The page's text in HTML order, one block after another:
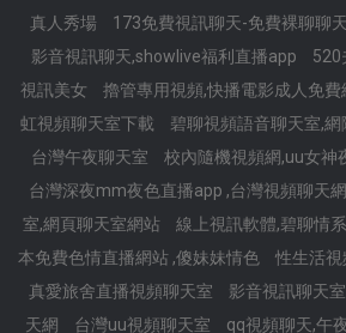
真人秀場
173免費視訊聊天-免費裸聊聊
影音視訊聊天,showlive福利直播app
520
視訊美女
擼管專用視頻,快播電影成人免費
虹視頻聊天室下載
碧聊視頻語音聊天室,網
台灣午夜聊天室
校內隨機視頻網,uu女神
台灣深夜mm夜色直播app ,台灣視頻聊天
室,網頁聊天室網站
線上視訊軟體,碧聊情
本免費色情直播網站 ,傻妹妹情色
性生活
真愛旅舍直播視頻聊天室
影音視訊聊天室
天網
台灣uu視頻聊天室 qq視頻聊天,午